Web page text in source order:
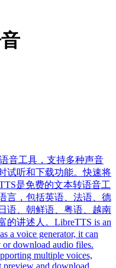
音工具，支持多种声音
试听和下载功能。快速将
是免费的文本转语音工
言，包括英语、法语、德
语、朝鲜语、粤语、越南
讲述人。LibreTTS is an
a voice generator, it can
download audio files.
multiple voices,